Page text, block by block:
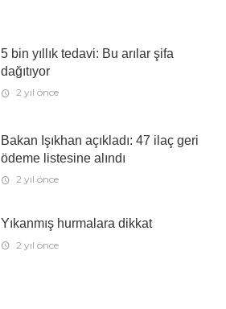
5 bin yıllık tedavi: Bu arılar şifa
dağıtıyor
2 yıl önce
Bakan Işıkhan açıkladı: 47 ilaç geri
ödeme listesine alındı
2 yıl önce
Yıkanmış hurmalara dikkat
2 yıl önce